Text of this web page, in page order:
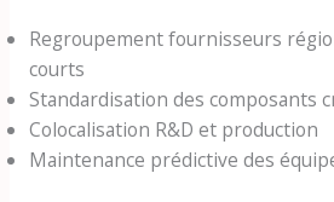
Regroupement fournisseurs
courts
Standardisation des composants
Colocalisation R&D et production
Maintenance prédictive des